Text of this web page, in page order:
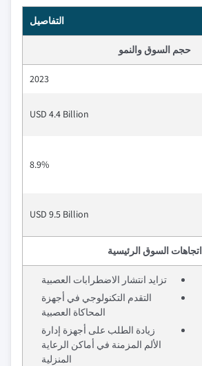
التفاصيل
حجم السوق والنمو
2023
USD 4.4 Billion
8.9%
USD 9.5 Billion
اتجاهات السوق الرئيسية
تزايد انتشار الاضطرابات العصبية
التقدم التكنولوجي في أجهزة
المحاكاة العصبية
زيادة الطلب على أجهزة إدارة
الألم المزمنة في أماكن الرعاية
المنزلية